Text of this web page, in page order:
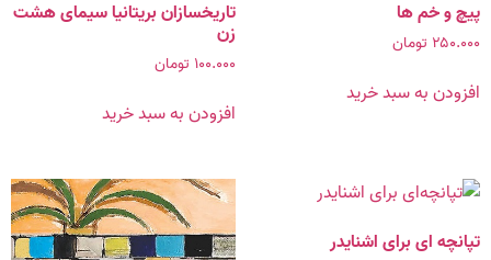
پیچ و خم ها
۲۵۰.۰۰۰ تومان
افزودن به سبد خرید
تاریخسازان بریتانیا سیمای هشت
زن
۱۰۰.۰۰۰ تومان
افزودن به سبد خرید
تپانچه‌ ای برای اشنایدر